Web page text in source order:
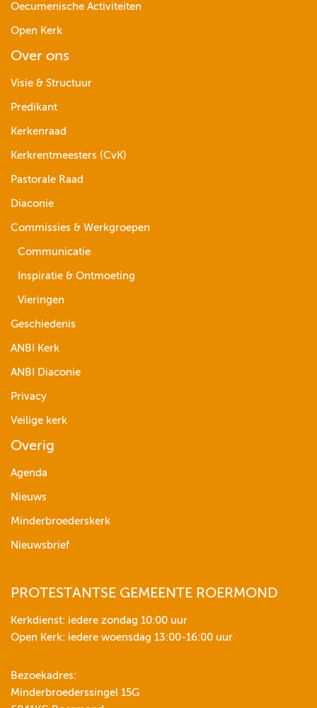
Oecumenische Activiteiten
Open Kerk
Over ons
Visie & Structuur
Predikant
Kerkenraad
Kerkrentmeesters (CvK)
Pastorale Raad
Diaconie
Commissies & Werkgroepen
Communicatie
Inspiratie & Ontmoeting
Vieringen
Geschiedenis
ANBI Kerk
ANBI Diaconie
Privacy
Veilige kerk
Overig
Agenda
Nieuws
Minderbroederskerk
Nieuwsbrief
PROTESTANTSE GEMEENTE ROERMOND
Kerkdienst: iedere zondag 10:00 uur
Open Kerk: iedere woensdag 13:00-16:00 uur
Bezoekadres:
Minderbroederssingel 15G